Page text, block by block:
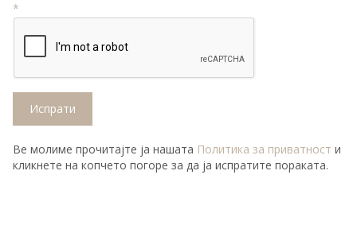
*
Испрати
Ве молиме прочитајте ја нашата Политика за приватност и
кликнете на копчето погоре за да ја испратите пораката.